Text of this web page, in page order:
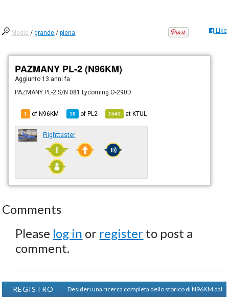
Media /grande /piena Like
PAZMANY PL-2 (N96KM)
Aggiunto 13 anni fa
PAZMANY PL-2 S/N 081 Lycoming O-290D
1 of N96KM 10 ofPL2 1541 atKTUL
Flighttester
Comments
Please log in or register to post a
comment.
REGISTRO
Desideri una ricerca completa dello storico di N96KM dal